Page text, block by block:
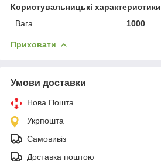
Користувальницькі характеристики
Вага
1000
Приховати
Умови доставки
Нова Пошта
Укрпошта
Самовивіз
Доставка поштою